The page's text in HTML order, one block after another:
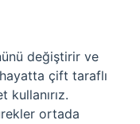
değiştirir ve
çift taraflı
kullanırız.
ortada